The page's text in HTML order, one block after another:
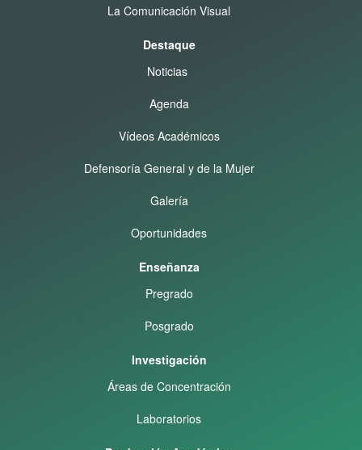
La Comunicación Visual
Destaque
Noticias
Agenda
Vídeos Académicos
Defensoría General y de la Mujer
Galería
Oportunidades
Enseñanza
Pregrado
Posgrado
Investigación
Áreas de Concentración
Laboratorios